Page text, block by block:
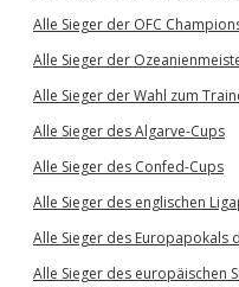
Alle Sieger der OFC
Alle Sieger der
Alle Sieger der Wahl zum
Alle Sieger des Algarve-Cups
Alle Sieger des Confed-Cups
Alle Sieger des englischen
Alle Sieger des Europapokals
Alle Sieger des europäischen